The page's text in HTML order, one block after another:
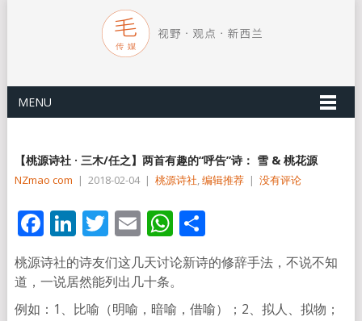
MENU
【桃源诗社 · 三木/任之】两首有趣的“呼告”诗： 雪 & 桃花源
NZmao com | 2018-02-04 | 桃源诗社,编辑推荐 | 没有评论
Facebook
LinkedIn
Twitter
EmailWhatsApp
分
享
桃源诗社的诗友们这几天讨论新诗的修辞手法，不说不知
道，一说居然能列出几十条。
例如：1、比喻（明喻，暗喻，借喻）；2、拟人、拟物；